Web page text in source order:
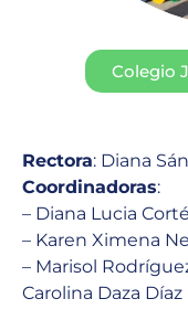
Colegio
Rectora: Diana
Coordinadoras:
– Diana Lucia
– Karen Ximena
– Marisol
Carolina Daza Díaz